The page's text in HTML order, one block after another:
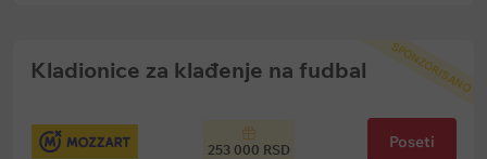
SPONZORISANO
Kladionice za klađenje na fudbal
253 000 RSD Poseti